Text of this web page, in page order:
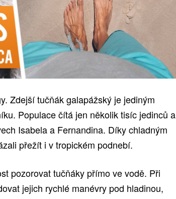
Zdejší tučňák galapážský je jediným
Populace čítá jen několik tisíc jedinců a
Isabela a Fernandina. Díky chladným
přežít i v tropickém podnebí.
pozorovat tučňáky přímo ve vodě. Při
jejich rychlé manévry pod hladinou,